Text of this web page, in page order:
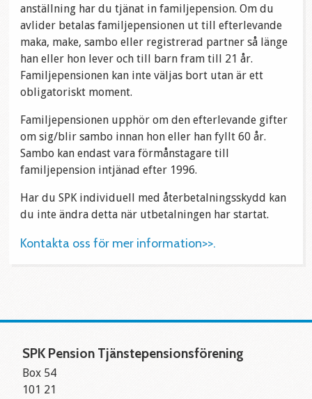
anställning har du tjänat in familjepension. Om du
avlider betalas familjepensionen ut till efterlevande
maka, make, sambo eller registrerad partner så länge
han eller hon lever och till barn fram till 21 år.
Familjepensionen kan inte väljas bort utan är ett
obligatoriskt moment.
Familjepensionen upphör om den efterlevande gifter
om sig/blir sambo innan hon eller han fyllt 60 år.
Sambo kan endast vara förmånstagare till
familjepension intjänad efter 1996.
Har du SPK individuell med återbetalningsskydd kan
du inte ändra detta när utbetalningen har startat.
Kontakta oss för mer information>>.
SPK Pension Tjänstepensionsförening
Box 54
101 21